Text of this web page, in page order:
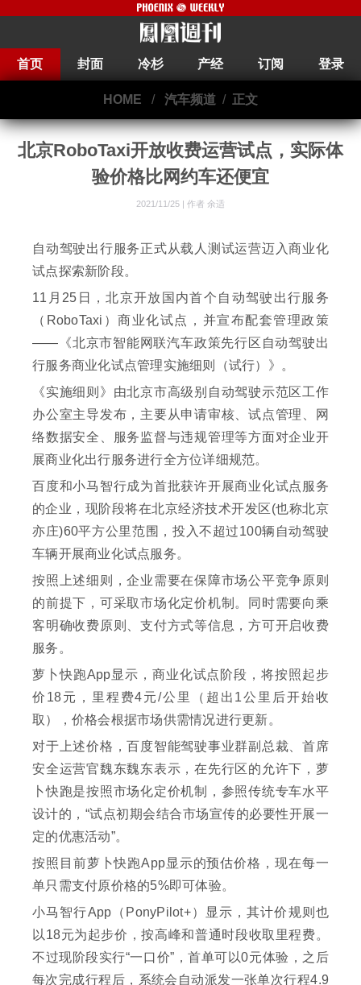
首页 封面 冷杉 产经 订阅 登录
HOME / 汽车频道 / 正文
北京RoboTaxi开放收费运营试点，实际体
验价格比网约车还便宜
2021/11/25 | 作者 余适
自动驾驶出行服务正式从载人测试运营迈入商业化
试点探索新阶段。
11月25日，北京开放国内首个自动驾驶出行服务
（RoboTaxi）商业化试点，并宣布配套管理政策
——《北京市智能网联汽车政策先行区自动驾驶出
行服务商业化试点管理实施细则（试行）》。
《实施细则》由北京市高级别自动驾驶示范区工作
办公室主导发布，主要从申请审核、试点管理、网
络数据安全、服务监督与违规管理等方面对企业开
展商业化出行服务进行全方位详细规范。
百度和小马智行成为首批获许开展商业化试点服务
的企业，现阶段将在北京经济技术开发区(也称北京
亦庄)60平方公里范围，投入不超过100辆自动驾驶
车辆开展商业化试点服务。
按照上述细则，企业需要在保障市场公平竞争原则
的前提下，可采取市场化定价机制。同时需要向乘
客明确收费原则、支付方式等信息，方可开启收费
服务。
萝卜快跑App显示，商业化试点阶段，将按照起步
价18元，里程费4元/公里（超出1公里后开始收
取），价格会根据市场供需情况进行更新。
对于上述价格，百度智能驾驶事业群副总裁、首席
安全运营官魏东魏东表示，在先行区的允许下，萝
卜快跑是按照市场化定价机制，参照传统专车水平
设计的，“试点初期会结合市场宣传的必要性开展一
定的优惠活动”。
按照目前萝卜快跑App显示的预估价格，现在每一
单只需支付原价格的5%即可体验。
小马智行App（PonyPilot+）显示，其计价规则也
以18元为起步价，按高峰和普通时段收取里程费。
不过现阶段实行“一口价”，首单可以0元体验，之后
每次完成行程后，系统会自动派发一张单次行程4.9